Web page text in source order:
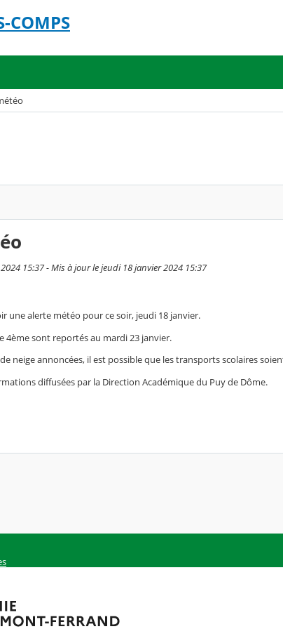
COMPS
15:37 - Mis à jour le jeudi 18 janvier 2024 15:37
une alerte météo pour ce soir, jeudi 18 janvier.
4ème sont reportés au mardi 23 janvier.
neige annoncées, il est possible que les transports scolaires
diffusées par la Direction Académique du Puy de Dôme.